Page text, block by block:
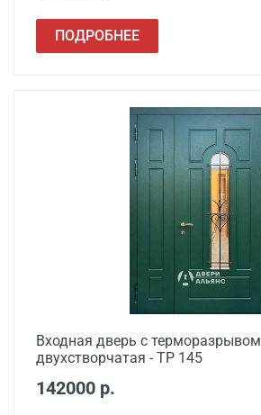
ПОДРОБНЕЕ
Входная дверь с терморазрывом
двухстворчатая - ТР 145
142000 р.